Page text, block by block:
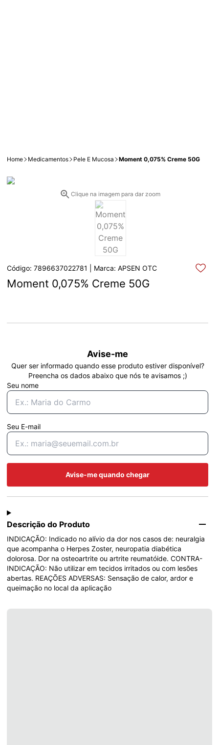
Home Medicamentos Pele E Mucosa Moment 0,075% Creme 50G
Clique na imagem para dar zoom
Código: 7896637022781 | Marca: APSEN OTC
Moment 0,075% Creme 50G
Avise-me
Quer ser informado quando esse produto estiver disponível?
Preencha os dados abaixo que nós te avisamos ;)
Seu nome
Seu E-mail
Avise-me quando chegar
Descrição do Produto
INDICAÇÃO: Indicado no alívio da dor nos casos de: neuralgia
que acompanha o Herpes Zoster, neuropatia diabética
dolorosa. Dor na osteoartrite ou artrite reumatóide. CONTRA-
INDICAÇÃO: Não utilizar em tecidos irritados ou com lesões
abertas. REAÇÕES ADVERSAS: Sensação de calor, ardor e
queimação no local da aplicação